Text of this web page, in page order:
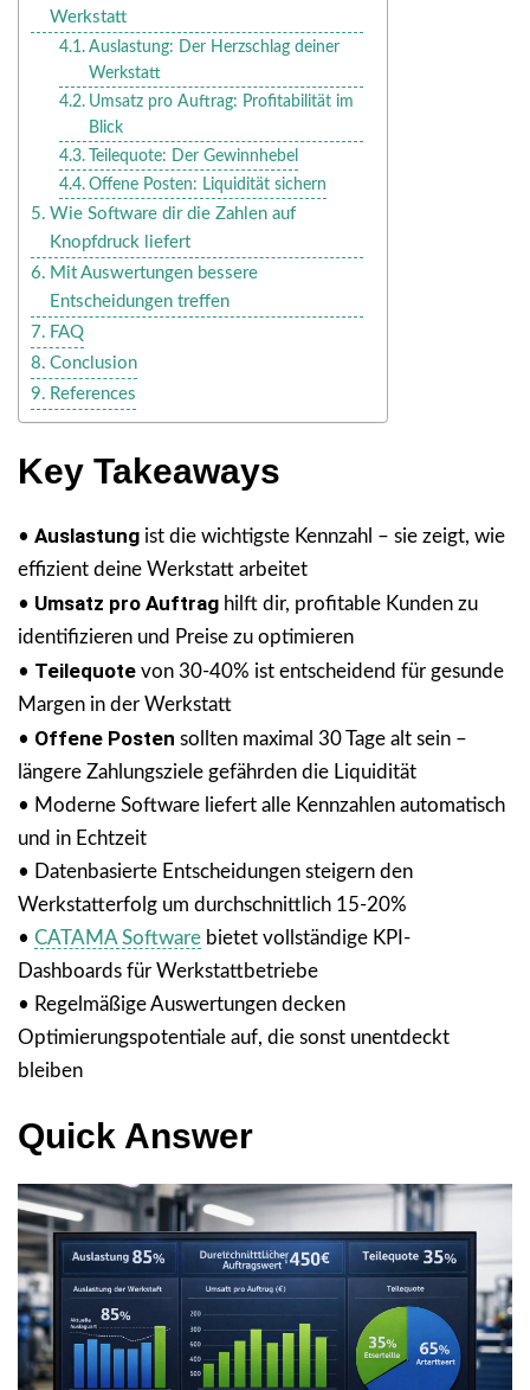
Werkstatt
Auslastung: Der Herzschlag deiner
Werkstatt
Umsatz pro Auftrag: Profitabilität im
Blick
Teilequote: Der Gewinnhebel
Offene Posten: Liquidität sichern
Wie Software dir die Zahlen auf
Knopfdruck liefert
Mit Auswertungen bessere
Entscheidungen treffen
FAQ
Conclusion
References
Key Takeaways
• Auslastung ist die wichtigste Kennzahl – sie zeigt, wie
effizient deine Werkstatt arbeitet
• Umsatz pro Auftrag hilft dir, profitable Kunden zu
identifizieren und Preise zu optimieren
• Teilequote von 30-40% ist entscheidend für gesunde
Margen in der Werkstatt
• Offene Posten sollten maximal 30 Tage alt sein –
längere Zahlungsziele gefährden die Liquidität
• Moderne Software liefert alle Kennzahlen automatisch
und in Echtzeit
• Datenbasierte Entscheidungen steigern den
Werkstatterfolg um durchschnittlich 15-20%
• CATAMA Software bietet vollständige KPI-
Dashboards für Werkstattbetriebe
• Regelmäßige Auswertungen decken
Optimierungspotentiale auf, die sonst unentdeckt
bleiben
Quick Answer